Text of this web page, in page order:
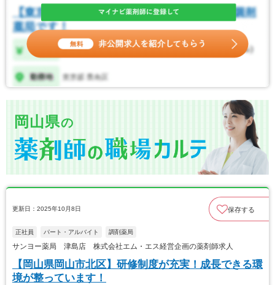
岡山県の
更新日：2025年10月8日 保存する
正社員 パート・アルバイト 調剤薬局
サンヨー薬局 津島店 株式会社エム・エス経営企画の薬剤師求人
【岡山県岡山市北区】研修制度が充実！成長できる環
境が整っています！